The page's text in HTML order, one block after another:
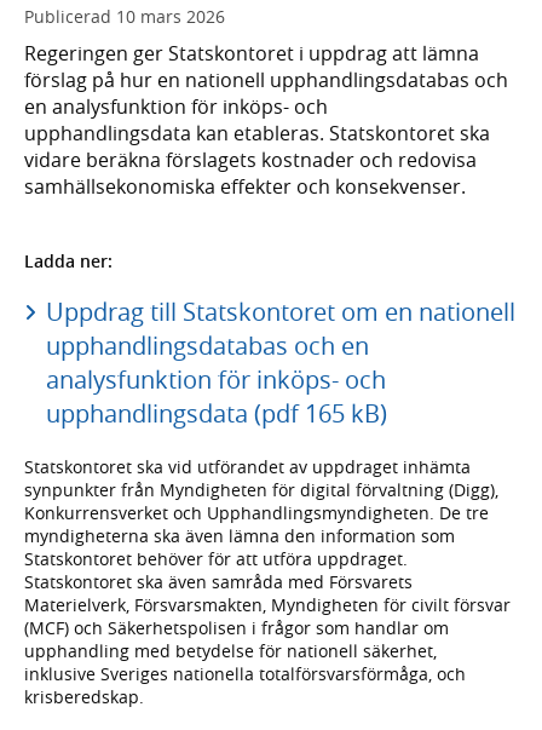
Publicerad 10 mars 2026
Regeringen ger Statskontoret i uppdrag att lämna
förslag på hur en nationell upphandlingsdatabas och
en analysfunktion för inköps- och
upphandlingsdata kan etableras. Statskontoret ska
vidare beräkna förslagets kostnader och redovisa
samhällsekonomiska effekter och konsekvenser.
Ladda ner:
Uppdrag till Statskontoret om en nationell
upphandlingsdatabas och en
analysfunktion för inköps- och
upphandlingsdata (pdf 165 kB)
Statskontoret ska vid utförandet av uppdraget inhämta
synpunkter från Myndigheten för digital förvaltning (Digg),
Konkurrensverket och Upphandlingsmyndigheten. De tre
myndigheterna ska även lämna den information som
Statskontoret behöver för att utföra uppdraget.
Statskontoret ska även samråda med Försvarets
Materielverk, Försvarsmakten, Myndigheten för civilt försvar
(MCF) och Säkerhetspolisen i frågor som handlar om
upphandling med betydelse för nationell säkerhet,
inklusive Sveriges nationella totalförsvarsförmåga, och
krisberedskap.